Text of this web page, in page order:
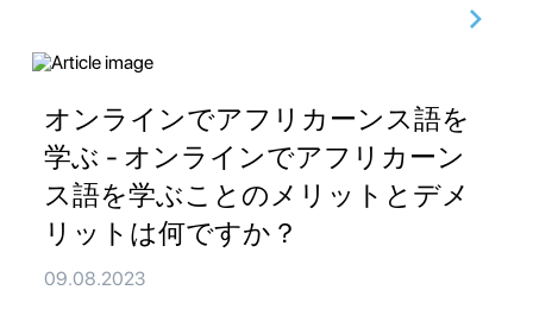
オンラインでアフリカーンス語を
学ぶ - オンラインでアフリカーン
ス語を学ぶことのメリットとデメ
リットは何ですか？
09.08.2023